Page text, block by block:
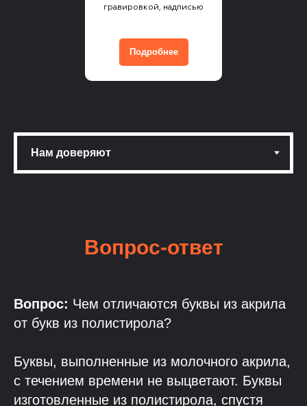
гравировкой, надписью
Подробнее
Вопрос-ответ
Вопрос: Чем отличаются буквы из акрила
от букв из полистирола?
Буквы, выполненные из молочного акрила,
с течением времени не выцветают. Буквы
изготовленные из полистирола, спустя